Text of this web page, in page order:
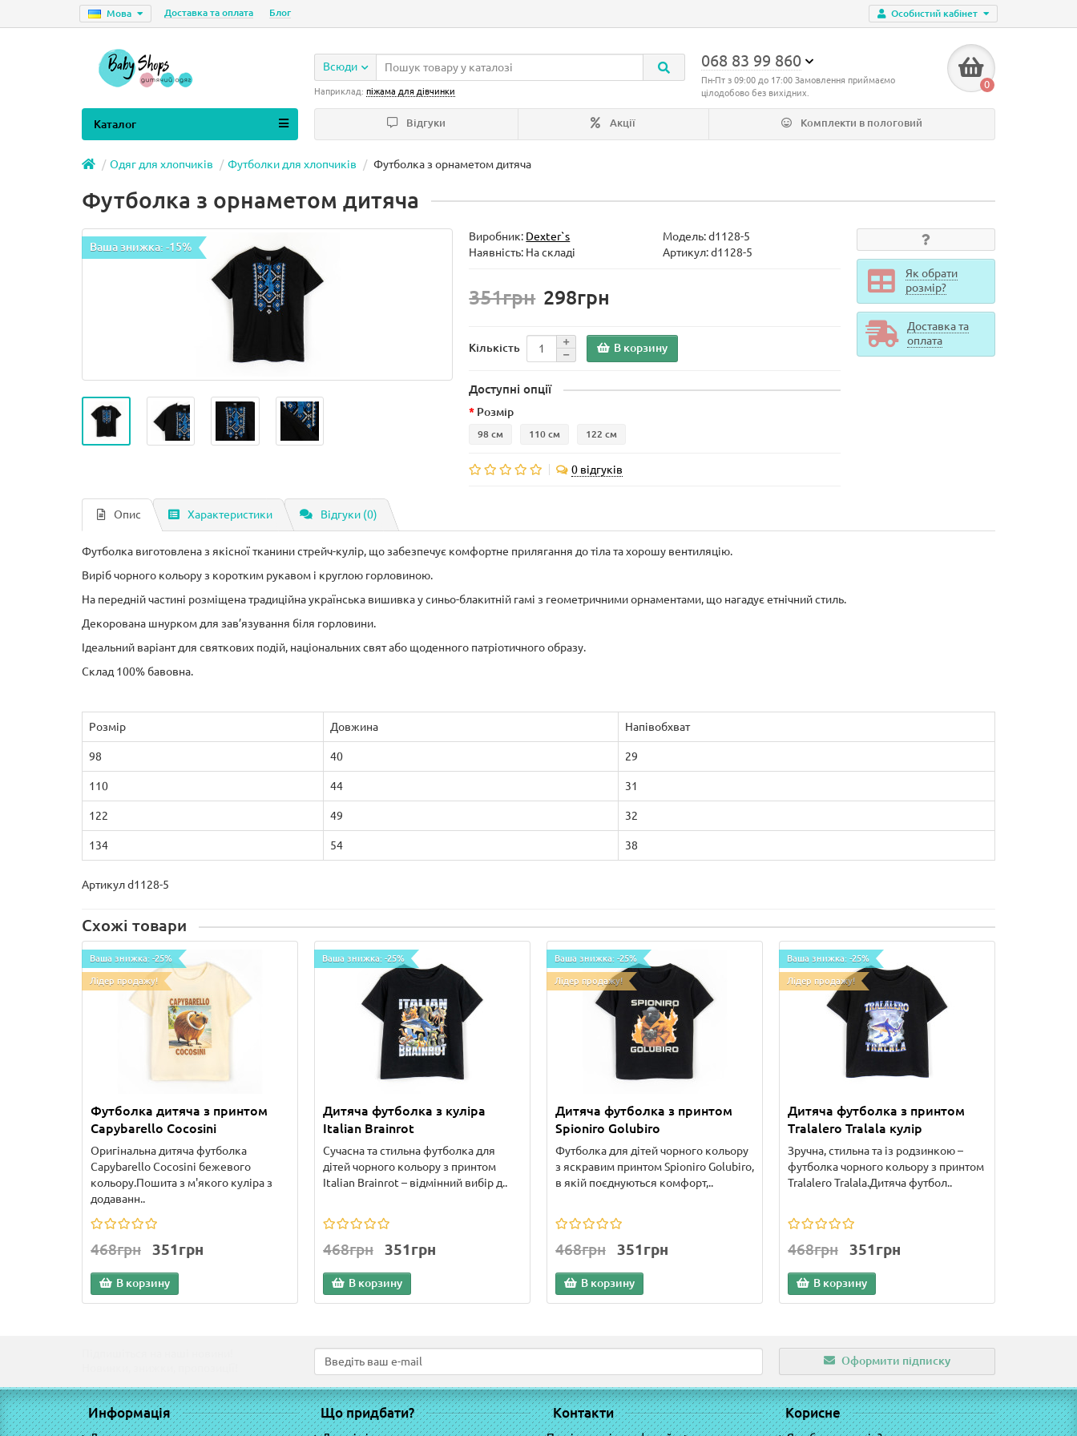
Особистий кабінет
Мова Доставка та оплата Блог
068 83 99 860
Пн-Пт з 09:00 до 17:00 Замовлення приймаємо
цілодобово без вихідних.
0
Всюди
Наприклад: піжама для дівчинки
Відгуки Акції Комплекти в пологовий
Каталог
Одяг для хлопчиків Футболки для хлопчиків Футболка з орнаметом дитяча
Футболка з орнаметом дитяча
Ваша знижка: -15%
Виробник: Dexter`s Модель:d1128-5
Наявність: На складі
Артикул: d1128-5
351грн 298грн
Кількість В корзину
Доступні опції
Розмір
98 см 110 см 122 см
0 відгуків
Як обрати
розмір?
Доставка та
оплата
Опис Характеристики Відгуки (0)
Футболка виготовлена з якісної тканини стрейч-кулір, що забезпечує комфортне прилягання до тіла та хорошу вентиляцію.
Виріб чорного кольору з коротким рукавом і круглою горловиною.
На передній частині розміщена традиційна українська вишивка у синьо-блакитній гамі з геометричними орнаментами, що нагадує етнічний стиль.
Декорована шнурком для зав’язування біля горловини.
Ідеальний варіант для святкових подій, національних свят або щоденного патріотичного образу.
Склад 100% бавовна.
Розмір Довжина Напівобхват
98 40 29
110 44 31
122 49 32
134 54 38
Артикул d1128-5
Схожі товари
Ваша знижка: -25%
Лідер продажу!
Футболка дитяча з принтом
Capybarello Cocosini
Оригінальна дитяча футболка
Capybarello Cocosini бежевого
кольору.Пошита з м'якого куліра з
додаванн..
468грн 351грн
В корзину
Ваша знижка: -25%
Дитяча футболка з куліра
Italian Brainrot
Сучасна та стильна футболка для
дітей чорного кольору з принтом
Italian Brainrot – відмінний вибір д..
468грн 351грн
В корзину
Ваша знижка: -25%
Лідер продажу!
Дитяча футболка з принтом
Spioniro Golubiro
Футболка для дітей чорного кольору
з яскравим принтом Spioniro Golubiro,
в якій поєднуються комфорт,..
468грн 351грн
В корзину
Ваша знижка: -25%
Лідер продажу!
Дитяча футболка з принтом
Тralalero Tralala кулір
Зручна, стильна та із родзинкою –
футболка чорного кольору з принтом
Tralalero Tralala.Дитяча футбол..
468грн 351грн
В корзину
Оформити підписку
Информація Що придбати? Контакти Корисне